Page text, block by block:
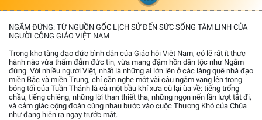
NGẮM ĐỨNG: TỪ NGUỒN GỐC LỊCH SỬ ĐẾN SỨC SỐNG TÂM LINH CỦA
NGƯỜI CÔNG GIÁO VIỆT NAM
Trong kho tàng đạo đức bình dân của Giáo hội Việt Nam, có lẽ rất ít thực
hành nào vừa thấm đẫm đức tin, vừa mang đậm hồn dân tộc như Ngắm
đứng. Với nhiều người Việt, nhất là những ai lớn lên ở các làng quê nhà đạo
miền Bắc và miền Trung, chỉ cần nghe một vài câu ngắm vang lên trong
bóng tối của Tuần Thánh là cả một bầu khí xưa cũ lại ùa về: tiếng trống
chầu, tiếng chiêng, những lời than thiết tha, những ngọn nến lần lượt tắt đi,
và cảm giác cộng đoàn cùng nhau bước vào cuộc Thương Khó của Chúa
như đang hiện ra ngay trước mắt.